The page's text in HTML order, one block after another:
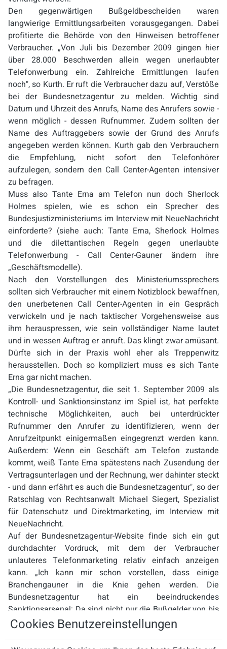
Den gegenwärtigen Bußgeldbescheiden waren
langwierige Ermittlungsarbeiten vorausgegangen. Dabei
profitierte die Behörde von den Hinweisen betroffener
Verbraucher. „Von Juli bis Dezember 2009 gingen hier
über 28.000 Beschwerden allein wegen unerlaubter
Telefonwerbung ein. Zahlreiche Ermittlungen laufen
noch", so Kurth. Er ruft die Verbraucher dazu auf, Verstöße
bei der Bundesnetzagentur zu melden. Wichtig sind
Datum und Uhrzeit des Anrufs, Name des Anrufers sowie -
wenn möglich - dessen Rufnummer. Zudem sollten der
Name des Auftraggebers sowie der Grund des Anrufs
angegeben werden können. Kurth gab den Verbrauchern
die Empfehlung, nicht sofort den Telefonhörer
aufzulegen, sondern den Call Center-Agenten intensiver
zu befragen.
Muss also Tante Erna am Telefon nun doch Sherlock
Holmes spielen, wie es schon ein Sprecher des
Bundesjustizministeriums im Interview mit NeueNachricht
einforderte? (siehe auch: Tante Erna, Sherlock Holmes
und die dilettantischen Regeln gegen unerlaubte
Telefonwerbung - Call Center-Gauner ändern ihre
„Geschäftsmodelle).
Nach den Vorstellungen des Ministeriumssprechers
sollten sich Verbraucher mit einem Notizblock bewaffnen,
den unerbetenen Call Center-Agenten in ein Gespräch
verwickeln und je nach taktischer Vorgehensweise aus
ihm herauspressen, wie sein vollständiger Name lautet
und in wessen Auftrag er anruft. Das klingt zwar amüsant.
Dürfte sich in der Praxis wohl eher als Treppenwitz
herausstellen. Doch so kompliziert muss es sich Tante
Erna gar nicht machen.
„Die Bundesnetzagentur, die seit 1. September 2009 als
Kontroll- und Sanktionsinstanz im Spiel ist, hat perfekte
technische Möglichkeiten, auch bei unterdrückter
Rufnummer den Anrufer zu identifizieren, wenn der
Anrufzeitpunkt einigermaßen eingegrenzt werden kann.
Außerdem: Wenn ein Geschäft am Telefon zustande
kommt, weiß Tante Erna spätestens nach Zusendung der
Vertragsunterlagen und der Rechnung, wer dahinter steckt
- und dann erfährt es auch die Bundesnetzagentur", so der
Ratschlag von Rechtsanwalt Michael Siegert, Spezialist
für Datenschutz und Direktmarketing, im Interview mit
NeueNachricht.
Auf der Bundesnetzagentur-Website finde sich ein gut
durchdachter Vordruck, mit dem der Verbraucher
unlauteres Telefonmarketing relativ einfach anzeigen
kann. „Ich kann mir schon vorstellen, dass einige
Branchengauner in die Knie gehen werden. Die
Bundesnetzagentur hat ein beeindruckendes
Sanktionsarsenal: Da sind nicht nur die Bußgelder von bis
zu 50.000 Euro nach dem neuen Paragrafen 20 UWG,
sondern auch die Möglichkeit nach Paragraf 67 Absatz 1
TKG, Rufnummern abzuschalten - was sie bereits
Cookies Benutzereinstellungen